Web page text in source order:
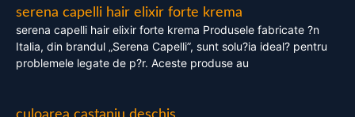
serena capelli hair elixir forte krema
serena capelli hair elixir forte krema Produsele fabricate ?n
Italia, din brandul „Serena Capelli”, sunt solu?ia ideal? pentru
problemele legate de p?r. Aceste produse au